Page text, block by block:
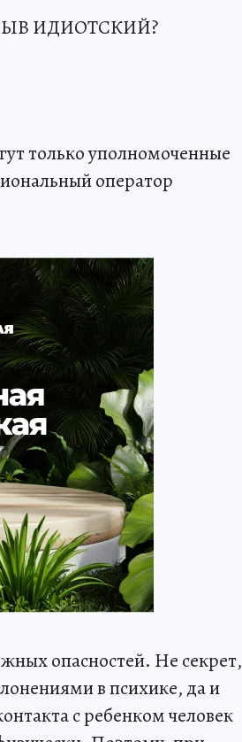
ИДИОТСКИЙ?
только уполномоченные
оператор
опасностей. Не секрет,
в психике, да и
с ребенком человек